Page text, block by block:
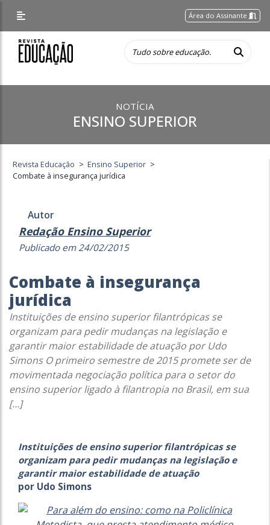
Área do Assinante
NOTÍCIA
ENSINO SUPERIOR
Revista Educação > Ensino Superior >
Combate à insegurança jurídica
Autor
Redação Ensino Superior
Publicado em 24/02/2015
Combate à insegurança
jurídica
Instituições de ensino superior filantrópicas se
organizam para pedir mudanças na legislação e
garantir maior estabilidade de atuação por Udo
Simons O primeiro semestre de 2015 promete ser de
movimentada negociação política para o setor do
ensino superior ligado à filantropia no Brasil, em sua
[…]
Instituições de ensino superior filantrópicas se
organizam para pedir mudanças na legislação e
garantir maior estabilidade de atuação
por Udo Simons